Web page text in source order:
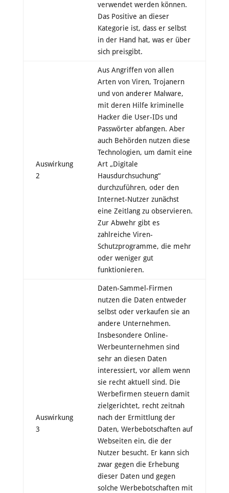
verwendet werden können.
Das Positive an dieser
Kategorie ist, dass er selbst
in der Hand hat, was er über
sich preisgibt.
Auswirkung
2
Aus Angriffen von allen
Arten von Viren, Trojanern
und von anderer Malware,
mit deren Hilfe kriminelle
Hacker die User-IDs und
Passwörter abfangen. Aber
auch Behörden nutzen diese
Technologien, um damit eine
Art „Digitale
Hausdurchsuchung“
durchzuführen, oder den
Internet-Nutzer zunächst
eine Zeitlang zu observieren.
Zur Abwehr gibt es
zahlreiche Viren-
Schutzprogramme, die mehr
oder weniger gut
funktionieren.
Auswirkung
3
Daten-Sammel-Firmen
nutzen die Daten entweder
selbst oder verkaufen sie an
andere Unternehmen.
Insbesondere Online-
Werbeunternehmen sind
sehr an diesen Daten
interessiert, vor allem wenn
sie recht aktuell sind. Die
Werbefirmen steuern damit
zielgerichtet, recht zeitnah
nach der Ermittlung der
Daten, Werbebotschaften auf
Webseiten ein, die der
Nutzer besucht. Er kann sich
zwar gegen die Erhebung
dieser Daten und gegen
solche Werbebotschaften mit